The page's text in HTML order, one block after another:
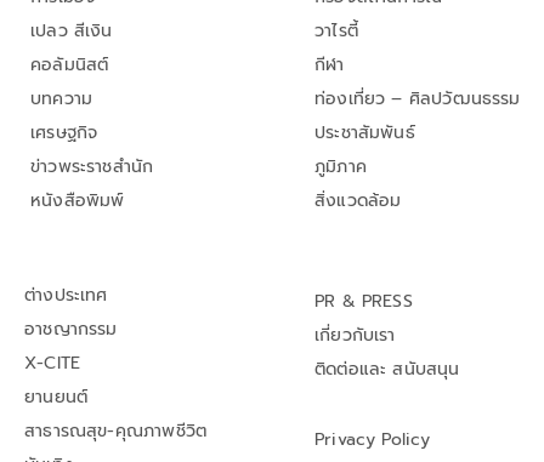
เปลว สีเงิน
คอลัมนิสต์
บทความ
เศรษฐกิจ
ข่าวพระราชสำนัก
หนังสือพิมพ์
วาไรตี้
กีฬา
ท่องเที่ยว – ศิลปวัฒนธรรม
ประชาสัมพันธ์
ภูมิภาค
สิ่งแวดล้อม
ต่างประเทศ
อาชญากรรม
X-CITE
ยานยนต์
สาธารณสุข-คุณภาพชีวิต
PR & PRESS
เกี่ยวกับเรา
ติดต่อและ สนับสนุน
Privacy Policy